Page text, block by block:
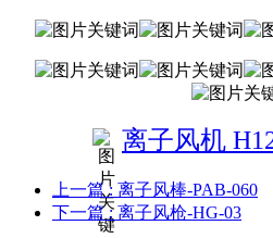
离子风机
上一篇: 离子风棒-PAB-060
下一篇: 离子风枪-HG-03